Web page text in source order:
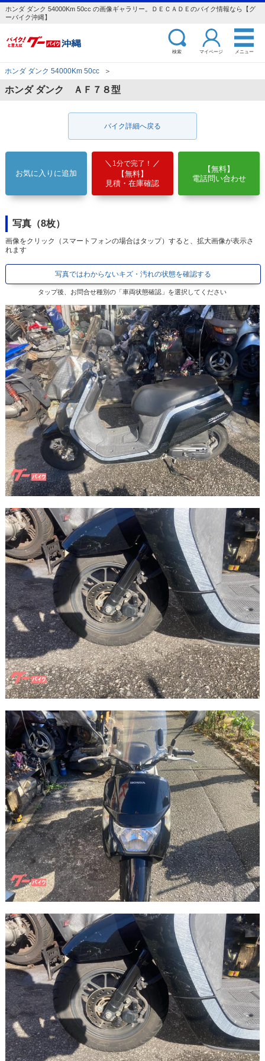
ホンダ ダンク 54000Km 50cc の画像ギャラリー。ＤＥＣＡＤＥのバイク情報なら【グ
ーバイク沖縄】
検索 マイページ メニュー
ホンダ ダンク 54000Km 50cc ＞
ホンダ ダンク ＡＦ７８型
バイク詳細へ戻る
お気に入りに追加
1分で完了！
【無料】
見積・在庫確認
【無料】
電話問い合わせ
写真（8枚）
画像をクリック（スマートフォンの場合はタップ）すると、拡大画像が表示さ
れます
写真ではわからないキズ・汚れの状態を確認する
タップ後、お問合せ種別の「車両状態確認」を選択してください